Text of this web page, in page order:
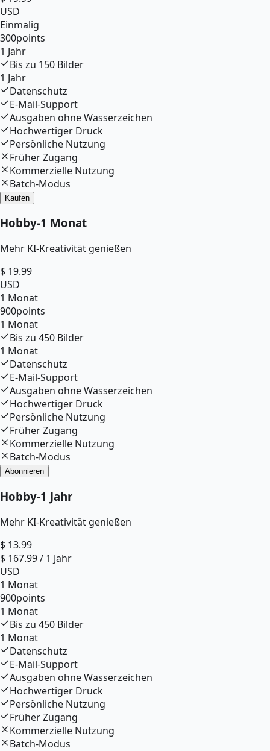
USD
Einmalig
300points
1 Jahr
Bis zu 150 Bilder
1 Jahr
Datenschutz
E-Mail-Support
Ausgaben ohne Wasserzeichen
Hochwertiger Druck
Persönliche Nutzung
Früher Zugang
Kommerzielle Nutzung
Batch-Modus
Kaufen
Hobby-1 Monat
Mehr KI-Kreativität genießen
$ 19.99
USD
1 Monat
900points
1 Monat
Bis zu 450 Bilder
1 Monat
Datenschutz
E-Mail-Support
Ausgaben ohne Wasserzeichen
Hochwertiger Druck
Persönliche Nutzung
Früher Zugang
Kommerzielle Nutzung
Batch-Modus
Abonnieren
Hobby-1 Jahr
Mehr KI-Kreativität genießen
$ 13.99
$ 167.99/ 1 Jahr
USD
1 Monat
900points
1 Monat
Bis zu 450 Bilder
1 Monat
Datenschutz
E-Mail-Support
Ausgaben ohne Wasserzeichen
Hochwertiger Druck
Persönliche Nutzung
Früher Zugang
Kommerzielle Nutzung
Batch-Modus